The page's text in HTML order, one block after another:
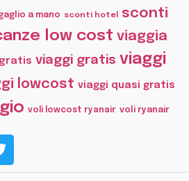
a mano sconti hotel
sconti
low cost viaggia
viaggi gratis viaggi
lowcost viaggi quasi gratis
voli lowcost ryanair voli ryanair